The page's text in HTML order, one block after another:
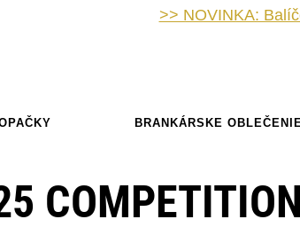
>> NOVINKA:
BRANKÁRSKE OBLEČENIE